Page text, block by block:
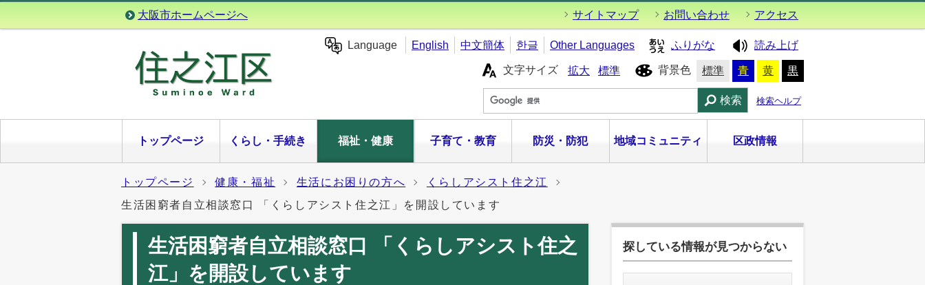
大阪市ホームページへ サイトマップ お問い合わせ アクセス
Language English 中文簡体 한글 Other Languages ふりがな 読み上げ
文字サイズ 拡大 標準 背景色 標準 青 黄 黒
検索 検索ヘルプ
トップページ くらし・手続き 福祉・健康 子育て・教育 防災・防犯 地域コミュニティ 区政情報
トップページ 健康・福祉 生活にお困りの方へ
くらしアシスト住之江
生活困窮者自立相談窓口 「くらしアシスト住之江」を開設しています
生活困窮者自立相談窓口 「くらしアシスト住之
江」を開設しています
探している情報が見つからない